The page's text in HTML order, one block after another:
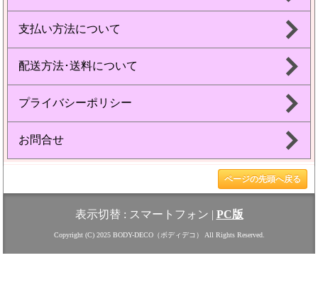
支払い方法について
配送方法･送料について
プライバシーポリシー
お問合せ
ページの先頭へ戻る
表示切替 : スマートフォン | PC版
Copyright (C) 2025 BODY-DECO（ボディデコ） All Rights Reserved.